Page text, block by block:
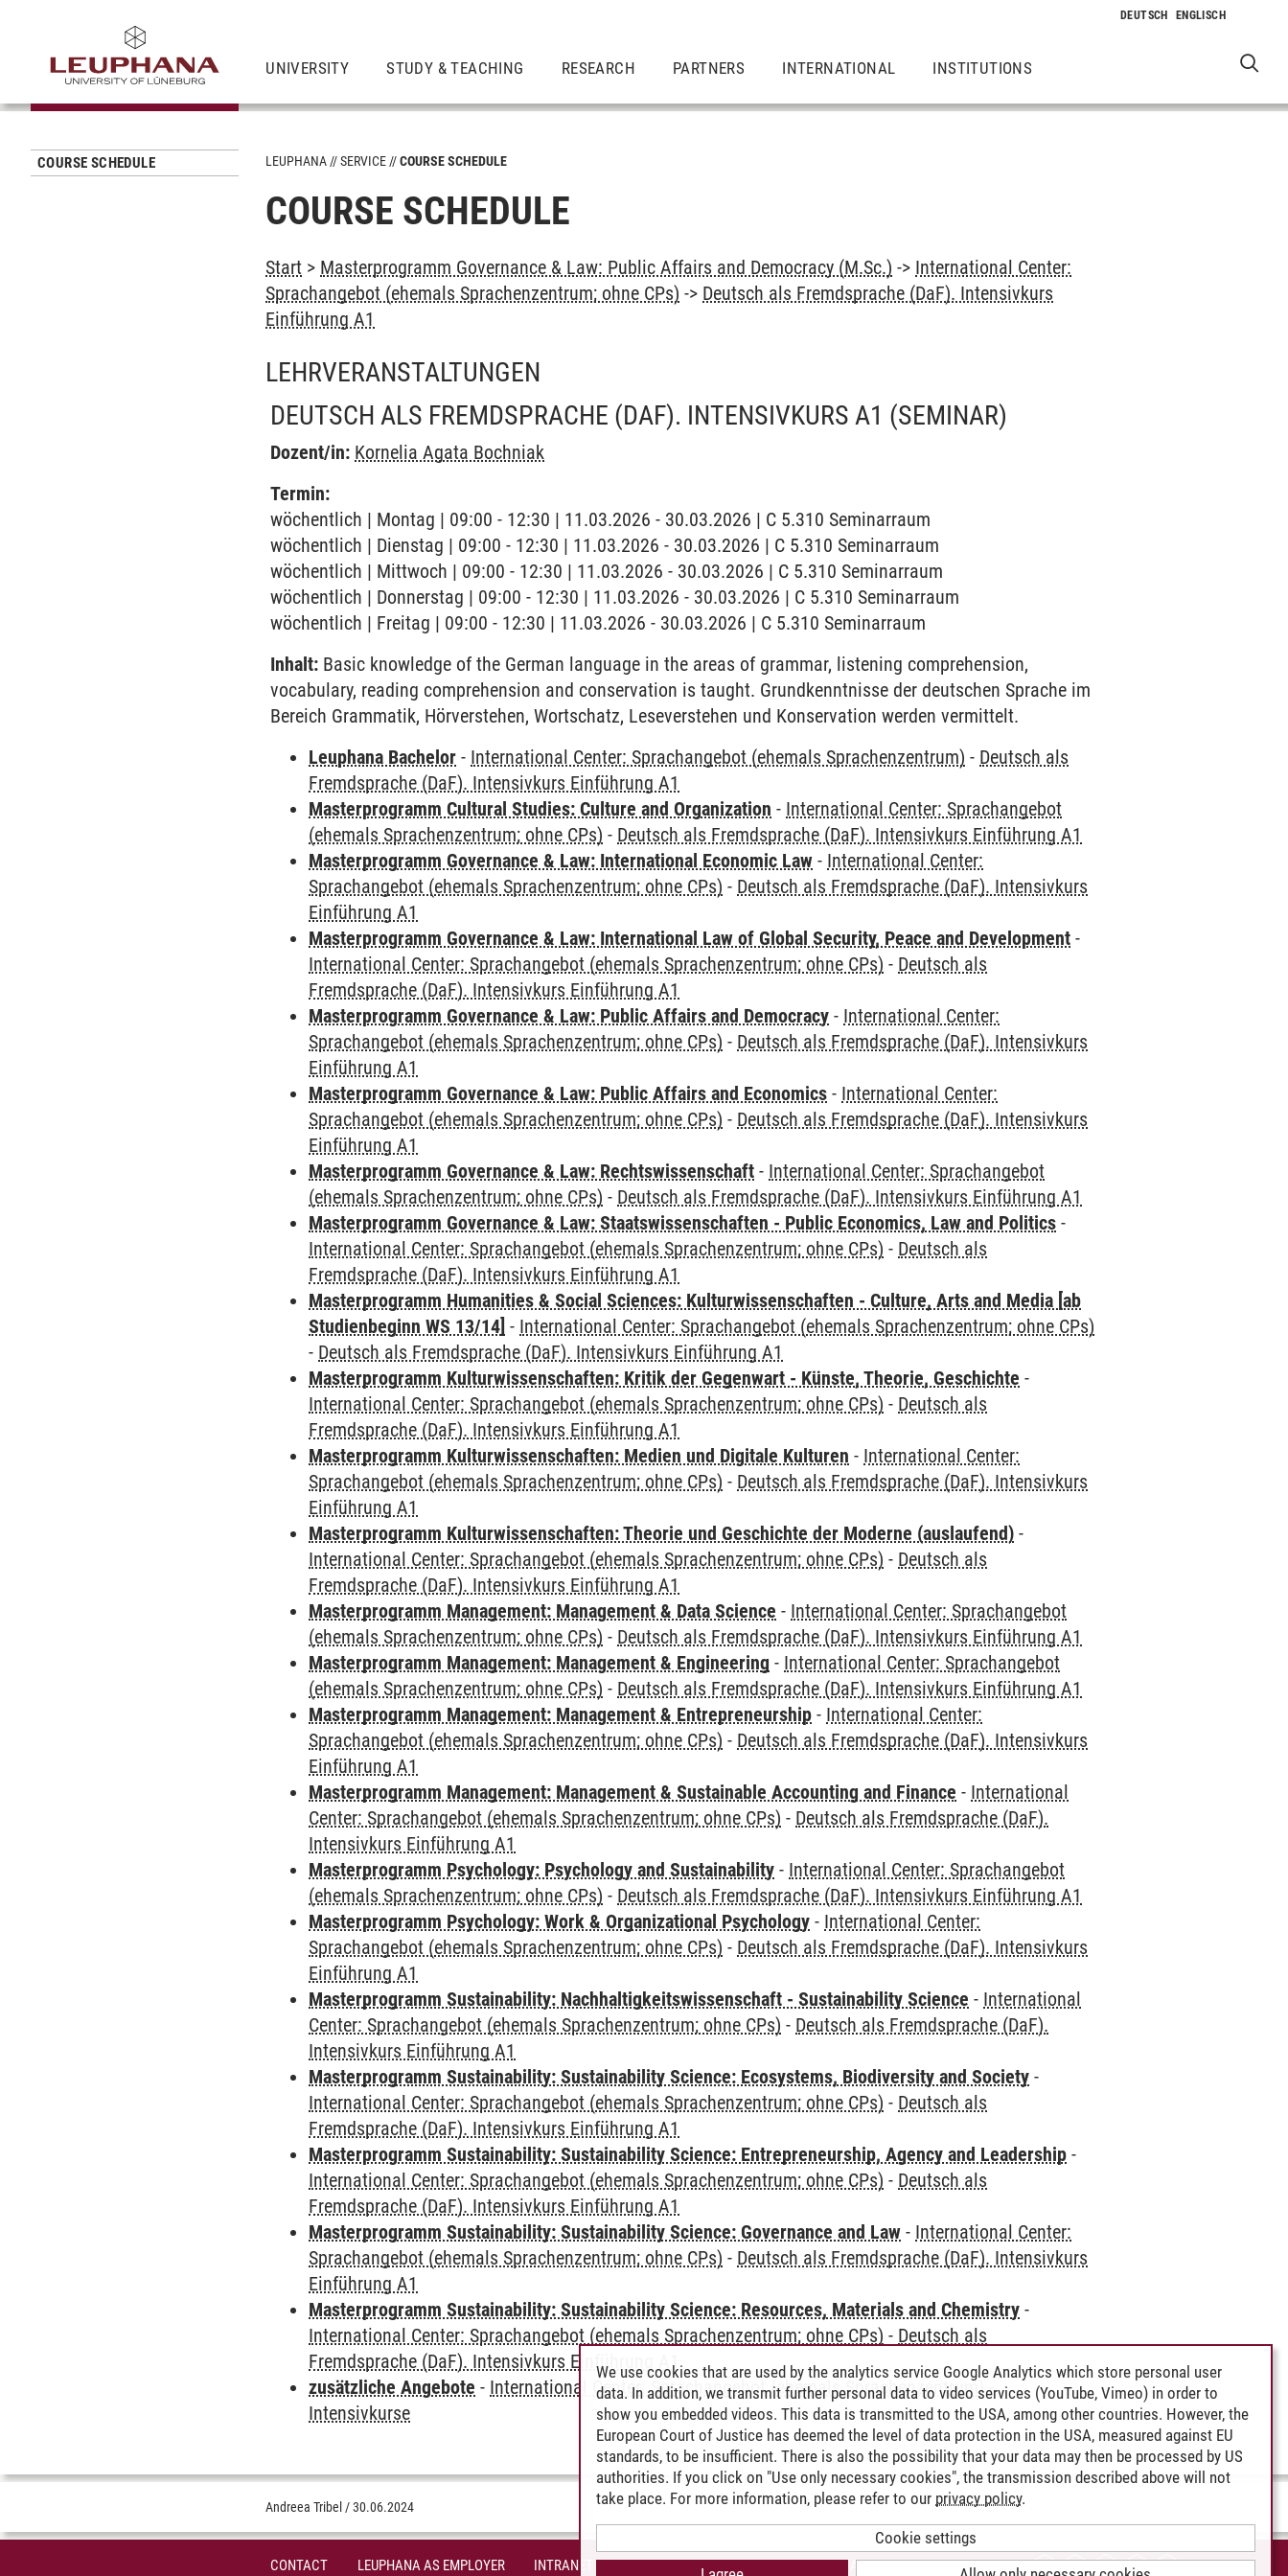
UNIVERSITY STUDY & TEACHING RESEARCH PARTNERS INTERNATIONAL INSTITUTIONS
COURSE SCHEDULE LEUPHANA SERVICE COURSE SCHEDULE
COURSE SCHEDULE
Start > Masterprogramm Governance & Law: Public Affairs and Democracy (M.Sc.) -> International Center:
Sprachangebot (ehemals Sprachenzentrum; ohne CPs) -> Deutsch als Fremdsprache (DaF). Intensivkurs
Einführung A1
LEHRVERANSTALTUNGEN
DEUTSCH ALS FREMDSPRACHE (DAF). INTENSIVKURS A1 (SEMINAR)
Dozent/in: Kornelia Agata Bochniak
Termin:
wöchentlich | Montag | 09:00 - 12:30 | 11.03.2026 - 30.03.2026 | C 5.310 Seminarraum
wöchentlich | Dienstag | 09:00 - 12:30 | 11.03.2026 - 30.03.2026 | C 5.310 Seminarraum
wöchentlich | Mittwoch | 09:00 - 12:30 | 11.03.2026 - 30.03.2026 | C 5.310 Seminarraum
wöchentlich | Donnerstag | 09:00 - 12:30 | 11.03.2026 - 30.03.2026 | C 5.310 Seminarraum
wöchentlich | Freitag | 09:00 - 12:30 | 11.03.2026 - 30.03.2026 | C 5.310 Seminarraum
Inhalt: Basic knowledge of the German language in the areas of grammar, listening comprehension,
vocabulary, reading comprehension and conservation is taught. Grundkenntnisse der deutschen Sprache im
Bereich Grammatik, Hörverstehen, Wortschatz, Leseverstehen und Konservation werden vermittelt.
Leuphana Bachelor - International Center: Sprachangebot (ehemals Sprachenzentrum) - Deutsch als
Fremdsprache (DaF). Intensivkurs Einführung A1
Masterprogramm Cultural Studies: Culture and Organization - International Center: Sprachangebot
(ehemals Sprachenzentrum; ohne CPs) - Deutsch als Fremdsprache (DaF). Intensivkurs Einführung A1
Masterprogramm Governance & Law: International Economic Law - International Center:
Sprachangebot (ehemals Sprachenzentrum; ohne CPs) - Deutsch als Fremdsprache (DaF). Intensivkurs
Einführung A1
Masterprogramm Governance & Law: International Law of Global Security, Peace and Development -
International Center: Sprachangebot (ehemals Sprachenzentrum; ohne CPs) - Deutsch als
Fremdsprache (DaF). Intensivkurs Einführung A1
Masterprogramm Governance & Law: Public Affairs and Democracy - International Center:
Sprachangebot (ehemals Sprachenzentrum; ohne CPs) - Deutsch als Fremdsprache (DaF). Intensivkurs
Einführung A1
Masterprogramm Governance & Law: Public Affairs and Economics - International Center:
Sprachangebot (ehemals Sprachenzentrum; ohne CPs) - Deutsch als Fremdsprache (DaF). Intensivkurs
Einführung A1
Masterprogramm Governance & Law: Rechtswissenschaft - International Center: Sprachangebot
(ehemals Sprachenzentrum; ohne CPs) - Deutsch als Fremdsprache (DaF). Intensivkurs Einführung A1
Masterprogramm Governance & Law: Staatswissenschaften - Public Economics, Law and Politics -
International Center: Sprachangebot (ehemals Sprachenzentrum; ohne CPs) - Deutsch als
Fremdsprache (DaF). Intensivkurs Einführung A1
Masterprogramm Humanities & Social Sciences: Kulturwissenschaften - Culture, Arts and Media [ab
Studienbeginn WS 13/14] - International Center: Sprachangebot (ehemals Sprachenzentrum; ohne CPs)
- Deutsch als Fremdsprache (DaF). Intensivkurs Einführung A1
Masterprogramm Kulturwissenschaften: Kritik der Gegenwart - Künste, Theorie, Geschichte -
International Center: Sprachangebot (ehemals Sprachenzentrum; ohne CPs) - Deutsch als
Fremdsprache (DaF). Intensivkurs Einführung A1
Masterprogramm Kulturwissenschaften: Medien und Digitale Kulturen - International Center:
Sprachangebot (ehemals Sprachenzentrum; ohne CPs) - Deutsch als Fremdsprache (DaF). Intensivkurs
Einführung A1
Masterprogramm Kulturwissenschaften: Theorie und Geschichte der Moderne (auslaufend) -
International Center: Sprachangebot (ehemals Sprachenzentrum; ohne CPs) - Deutsch als
Fremdsprache (DaF). Intensivkurs Einführung A1
Masterprogramm Management: Management & Data Science - International Center: Sprachangebot
(ehemals Sprachenzentrum; ohne CPs) - Deutsch als Fremdsprache (DaF). Intensivkurs Einführung A1
Masterprogramm Management: Management & Engineering - International Center: Sprachangebot
(ehemals Sprachenzentrum; ohne CPs) - Deutsch als Fremdsprache (DaF). Intensivkurs Einführung A1
Masterprogramm Management: Management & Entrepreneurship - International Center:
Sprachangebot (ehemals Sprachenzentrum; ohne CPs) - Deutsch als Fremdsprache (DaF). Intensivkurs
Einführung A1
Masterprogramm Management: Management & Sustainable Accounting and Finance - International
Center: Sprachangebot (ehemals Sprachenzentrum; ohne CPs) - Deutsch als Fremdsprache (DaF).
Intensivkurs Einführung A1
Masterprogramm Psychology: Psychology and Sustainability - International Center: Sprachangebot
(ehemals Sprachenzentrum; ohne CPs) - Deutsch als Fremdsprache (DaF). Intensivkurs Einführung A1
Masterprogramm Psychology: Work & Organizational Psychology - International Center:
Sprachangebot (ehemals Sprachenzentrum; ohne CPs) - Deutsch als Fremdsprache (DaF). Intensivkurs
Einführung A1
Masterprogramm Sustainability: Nachhaltigkeitswissenschaft - Sustainability Science - International
Center: Sprachangebot (ehemals Sprachenzentrum; ohne CPs) - Deutsch als Fremdsprache (DaF).
Intensivkurs Einführung A1
Masterprogramm Sustainability: Sustainability Science: Ecosystems, Biodiversity and Society -
International Center: Sprachangebot (ehemals Sprachenzentrum; ohne CPs) - Deutsch als
Fremdsprache (DaF). Intensivkurs Einführung A1
Masterprogramm Sustainability: Sustainability Science: Entrepreneurship, Agency and Leadership -
International Center: Sprachangebot (ehemals Sprachenzentrum; ohne CPs) - Deutsch als
Fremdsprache (DaF). Intensivkurs Einführung A1
Masterprogramm Sustainability: Sustainability Science: Governance and Law - International Center:
Sprachangebot (ehemals Sprachenzentrum; ohne CPs) - Deutsch als Fremdsprache (DaF). Intensivkurs
Einführung A1
Masterprogramm Sustainability: Sustainability Science: Resources, Materials and Chemistry -
International Center: Sprachangebot (ehemals Sprachenzentrum; ohne CPs) - Deutsch als
Fremdsprache (DaF). Intensivkurs Einführung A1
zusätzliche Angebote - International Center: Sprachangebot (ehemals Sprachenzentrum)-
Intensivkurse
Andreea Tribel /30.06.2024
CONTACT LEUPHANA AS EMPLOYER INTRANET SITE NOTICE PRIVACY POLICY ACCESSIBILITY
We use cookies that are used by the analytics service Google Analytics which store personal user
data. In addition, we transmit further personal data to video services (YouTube, Vimeo) in order to
show you embedded videos. This data is transmitted to the USA, among other countries. However, the
European Court of Justice has deemed the level of data protection in the USA, measured against EU
standards, to be insufficient. There is also the possibility that your data may then be processed by US
authorities. If you click on "Use only necessary cookies", the transmission described above will not
take place. For more information, please refer to our privacy policy.
Cookie settings